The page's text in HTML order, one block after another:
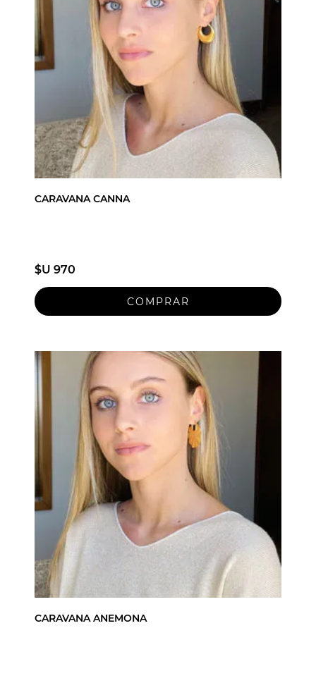
CARAVANA CANNA
$U 970
CARAVANA ANEMONA